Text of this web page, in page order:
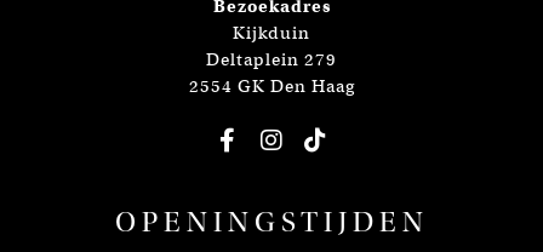
Bezoekadres
Kijkduin
Deltaplein 279
2554 GK Den Haag
OPENINGSTIJDEN